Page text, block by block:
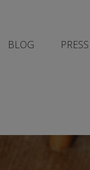
BLOG PRESS